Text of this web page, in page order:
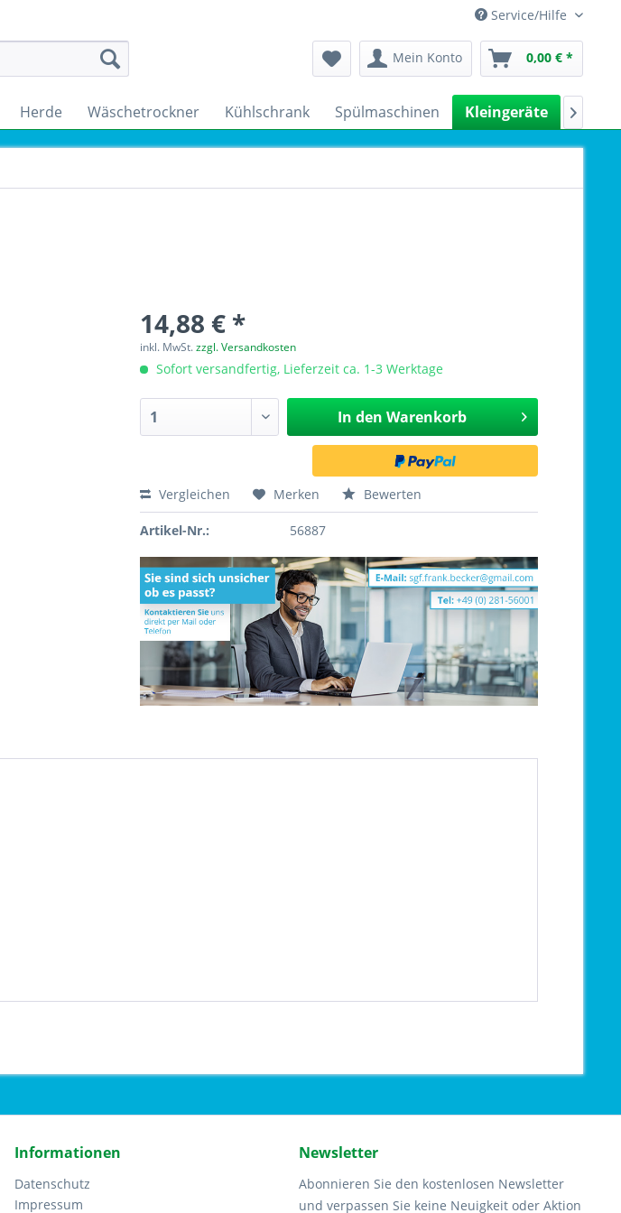
Service/Hilfe
Mein Konto 0,00 € *
Herde Wäschetrockner Kühlschrank Spülmaschinen Kleingeräte Sale

14,88 € *
inkl. MwSt.zzgl. Versandkosten
Sofort versandfertig, Lieferzeit ca. 1-3 Werktage
In den Warenkorb
Vergleichen Merken Bewerten
Artikel-Nr.: 56887
Informationen
Datenschutz
Impressum
Newsletter
Abonnieren Sie den kostenlosen Newsletter
und verpassen Sie keine Neuigkeit oder Aktion